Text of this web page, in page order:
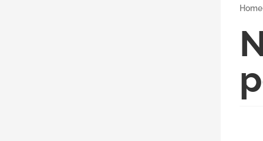
Home